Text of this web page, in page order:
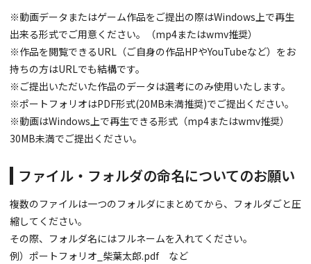
※動画データまたはゲーム作品をご提出の際はWindows上で再生
出来る形式でご用意ください。（mp4またはwmv推奨）
※作品を閲覧できるURL（ご自身の作品HPやYouTubeなど）をお
持ちの方はURLでも結構です。
※ご提出いただいた作品のデータは選考にのみ使用いたします。
※ポートフォリオはPDF形式(20MB未満推奨)でご提出ください。
※動画はWindows上で再生できる形式（mp4またはwmv推奨）
30MB未満でご提出ください。
ファイル・フォルダの命名についてのお願い
複数のファイルは一つのフォルダにまとめてから、フォルダごと圧
縮してください。
その際、フォルダ名にはフルネームを入れてください。
例）ポートフォリオ_柴葉太郎.pdf など